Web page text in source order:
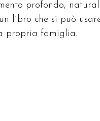
profondo,
libro che si può
propria famiglia.